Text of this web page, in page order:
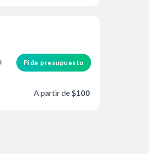
Pide presupuesto
A partir de $100